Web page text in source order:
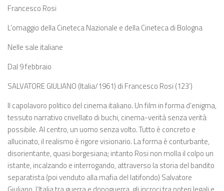
Francesco Rosi
L’omaggio della Cineteca Nazionale e della Cineteca di Bologna
Nelle sale italiane
Dal 9 febbraio
SALVATORE GIULIANO (Italia/1961) di Francesco Rosi (123’)
Il capolavoro politico del cinema italiano. Un film in forma d’enigma,
tessuto narrativo crivellato di buchi, cinema-verità senza verità
possibile. Al centro, un uomo senza volto. Tutto è concreto e
allucinato, il realismo è rigore visionario. La forma è conturbante,
disorientante, quasi borgesiana; intanto Rosi non molla il colpo un
istante, incalzando e interrogando, attraverso la storia del bandito
separatista (poi venduto alla mafia del latifondo) Salvatore